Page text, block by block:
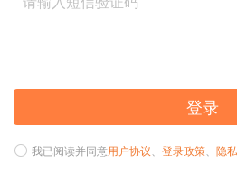
登录
我已阅读并同意用户协议、 登录政策、 隐